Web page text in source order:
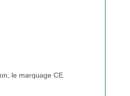
le marquage CE.